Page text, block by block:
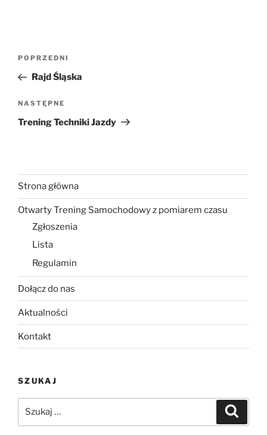
Nawigacja
Poprzedni
wpis
POPRZEDNI
Rajd Śląska
Następny
wpis
NASTĘPNE
Trening Techniki Jazdy
Strona główna
Otwarty Trening Samochodowy z pomiarem czasu
Zgłoszenia
Lista
Regulamin
Dołącz do nas
Aktualności
Kontakt
SZUKAJ